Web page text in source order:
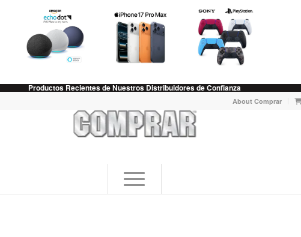
Productos Recientes de Nuestros Distribuidores de Confianza
About Comprar